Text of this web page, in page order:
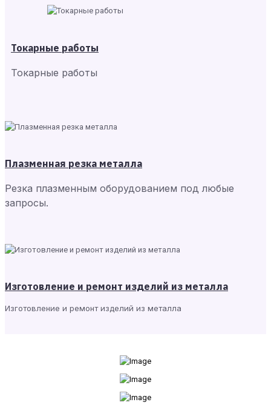
Токарные работы
Токарные работы
Плазменная резка металла
Резка плазменным оборудованием под любые
запросы.
Изготовление и ремонт изделий из металла
Изготовление и ремонт изделий из металла